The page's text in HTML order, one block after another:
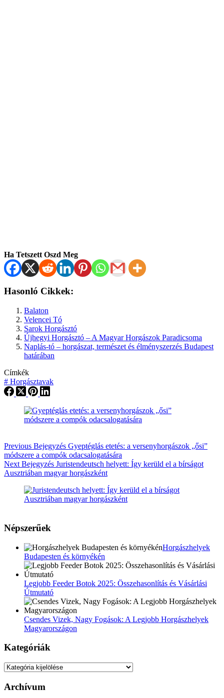
Ha Tetszett Oszd Meg
Hasonló Cikkek:
Balaton
Velencei Tó
Sarok Horgásztó
Újhegyi Horgásztó – A Magyar Horgászok Paradicsoma
Naplás-tó – horgászat, természet és élményszerzés Budapest
határában
Címkék
# Horgásztavak
Previous Bejegyzés Gyeptéglás etetés: a versenyhorgászok „ősi”
módszere a compók odacsalogatására
Next Bejegyzés Juristendeutsch helyett: Így kerüld el a bírságot
Ausztriában magyar horgászként
Népszerűek
Horgászhelyek
Budapesten és környékén
Legjobb Feeder Botok 2025: Összehasonlítás és Vásárlási
Útmutató
Csendes Vizek, Nagy Fogások: A Legjobb Horgászhelyek
Magyarországon
Kategóriák
Kategóriák
Archívum